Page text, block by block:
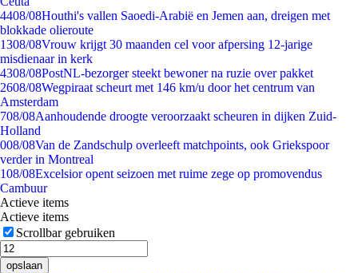
4408/08Houthi's vallen Saoedi-Arabië en Jemen aan, dreigen met
blokkade olieroute
1308/08Vrouw krijgt 30 maanden cel voor afpersing 12-jarige
misdienaar in kerk
4308/08PostNL-bezorger steekt bewoner na ruzie over pakket
2608/08Wegpiraat scheurt met 146 km/u door het centrum van
Amsterdam
708/08Aanhoudende droogte veroorzaakt scheuren in dijken Zuid-
Holland
008/08Van de Zandschulp overleeft matchpoints, ook Griekspoor
verder in Montreal
108/08Excelsior opent seizoen met ruime zege op promovendus
Cambuur
Actieve items
Actieve items
Scrollbar gebruiken
opslaan